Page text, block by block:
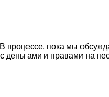
процессе, пока мы
и правами на